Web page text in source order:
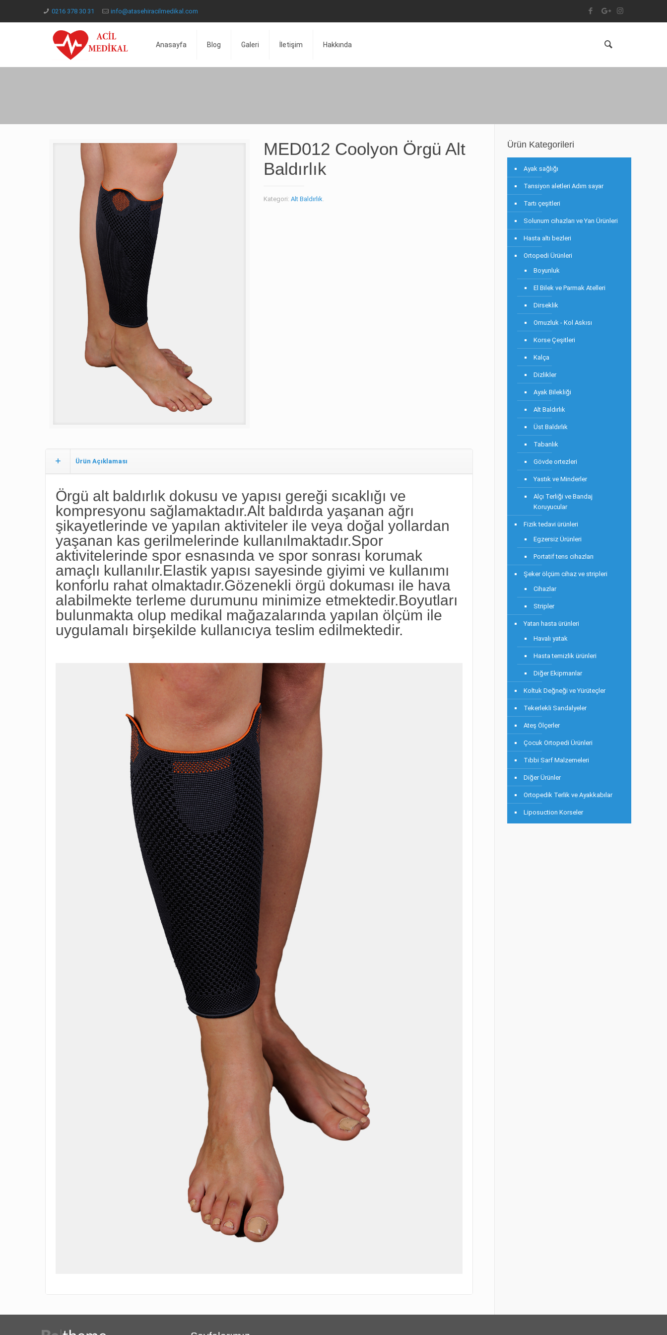
0216 378 30 31 info@atasehiracilmedikal.com
Anasayfa Blog Galeri İletişim Hakkında
MED012 Coolyon Örgü Alt
Baldırlık
Kategori: Alt Baldırlık.
Ürün Açıklaması
Örgü alt baldırlık dokusu ve yapısı gereği sıcaklığı ve
kompresyonu sağlamaktadır.Alt baldırda yaşanan ağrı
şikayetlerinde ve yapılan aktiviteler ile veya doğal yollardan
yaşanan kas gerilmelerinde kullanılmaktadır.Spor
aktivitelerinde spor esnasında ve spor sonrası korumak
amaçlı kullanılır.Elastik yapısı sayesinde giyimi ve kullanımı
konforlu rahat olmaktadır.Gözenekli örgü dokuması ile hava
alabilmekte terleme durumunu minimize etmektedir.Boyutları
bulunmakta olup medikal mağazalarında yapılan ölçüm ile
uygulamalı birşekilde kullanıcıya teslim edilmektedir.
Ürün Kategorileri
Ayak sağlığı
Tansiyon aletleri Adım sayar
Tartı çeşitleri
Solunum cihazları ve Yan Ürünleri
Hasta altı bezleri
Ortopedi Ürünleri
Boyunluk
El Bilek ve Parmak Atelleri
Dirseklik
Omuzluk - Kol Askısı
Korse Çeşitleri
Kalça
Dizlikler
Ayak Bilekliği
Alt Baldırlık
Üst Baldırlık
Tabanlık
Gövde ortezleri
Yastık ve Minderler
Alçı Terliği ve Bandaj
Koruyucular
Fizik tedavi ürünleri
Egzersiz Ürünleri
Portatif tens cihazları
Şeker ölçüm cihaz ve stripleri
Cihazlar
Stripler
Yatan hasta ürünleri
Havalı yatak
Hasta temizlik ürünleri
Diğer Ekipmanlar
Koltuk Değneği ve Yürüteçler
Tekerlekli Sandalyeler
Ateş Ölçerler
Çocuk Ortopedi Ürünleri
Tıbbi Sarf Malzemeleri
Diğer Ürünler
Ortopedik Terlik ve Ayakkabılar
Liposuction Korseler